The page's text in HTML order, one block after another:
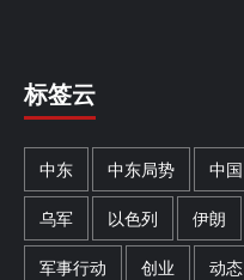
标签云
中东 中东局势 中国
乌军 以色列 伊朗
军事行动 创业 动态